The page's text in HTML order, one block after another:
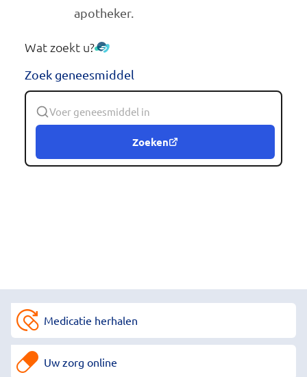
apotheker.
Wat zoekt u?
Zoek geneesmiddel
Zoeken
Medicatie herhalen
Uw zorg online